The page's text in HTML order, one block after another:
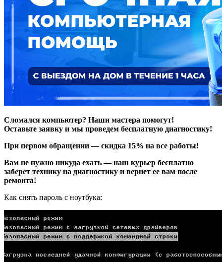
Сломался компьютер? Наши мастера помогут!
Оставьте заявку и мы проведем бесплатную диагностику!
При первом обращении — скидка 15% на все работы!
Вам не нужно никуда ехать — наш курьер бесплатно
заберет технику на диагностику и вернет ее вам после
ремонта!
Как снять пароль с ноутбука: